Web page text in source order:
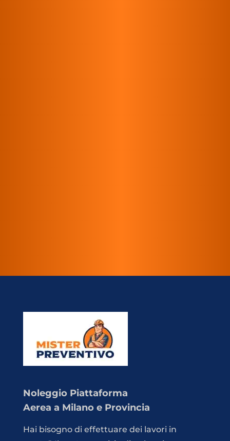
Noleggio Piattaforma
Aerea a Milano e Provincia
Hai bisogno di effettuare dei lavori in